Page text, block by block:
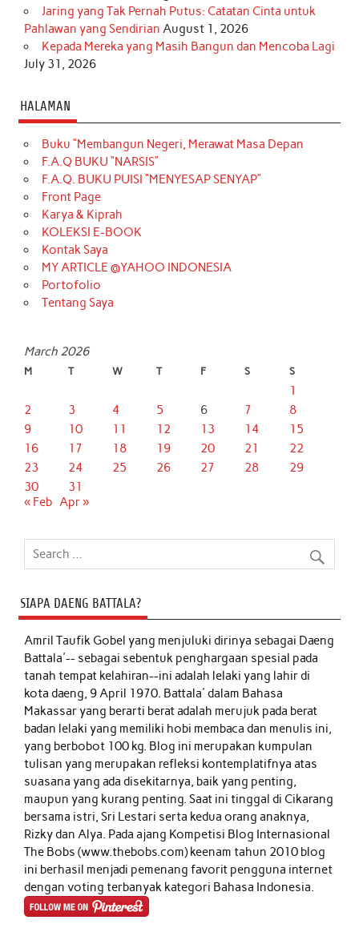
Jaring yang Tak Pernah Putus: Catatan Cinta untuk
Pahlawan yang Sendirian August 1, 2026
Kepada Mereka yang Masih Bangun dan Mencoba Lagi
July 31, 2026
HALAMAN
Buku “Membangun Negeri, Merawat Masa Depan
F.A.Q BUKU “NARSIS”
F.A.Q. BUKU PUISI “MENYESAP SENYAP”
Front Page
Karya & Kiprah
KOLEKSI E-BOOK
Kontak Saya
MY ARTICLE @YAHOO INDONESIA
Portofolio
Tentang Saya
March 2026
M T W T F S S
1
2
3 4 5 6 7
8
9
10 11 12 13 14
15
16
17 18 19 20 21
22
23
24 25 26 27 28
29
30
31
« Feb Apr »
SIAPA DAENG BATTALA?
Amril Taufik Gobelyang menjuluki dirinya sebagai Daeng
Battala'-- sebagai sebentuk penghargaan spesial pada
tanah tempat kelahiran--ini adalah lelaki yang lahir di
kota daeng, 9 April 1970. Battala' dalam Bahasa
Makassar yang berarti berat adalah merujuk pada berat
badan lelaki yang memiliki hobi membaca dan menulis ini,
yang berbobot 100 kg. Blog ini merupakan kumpulan
tulisan yang merupakan refleksi kontemplatifnya atas
suasana yang ada disekitarnya, baik yang penting,
maupun yang kurang penting. Saat ini tinggal di Cikarang
bersama istri, Sri Lestari serta kedua orang anaknya,
Rizky dan Alya. Pada ajang Kompetisi Blog Internasional
The Bobs (www.thebobs.com) keenam tahun 2010 blog
ini berhasil menjadi pemenang favorit pengguna internet
dengan voting terbanyak kategori Bahasa Indonesia.